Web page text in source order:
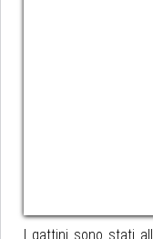
I gattini sono stati